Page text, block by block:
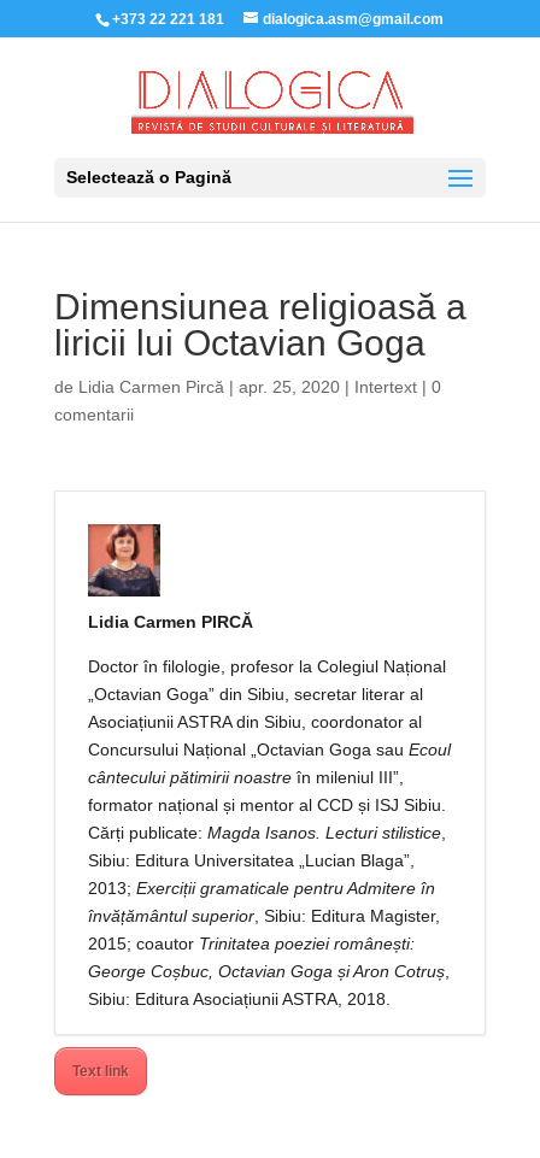
+373 22 221 181 dialogica.asm@gmail.com
Selectează o Pagină
Dimensiunea religioasă a
liricii lui Octavian Goga
de Lidia Carmen Pircă | apr. 25, 2020| Intertext| 0
comentarii
Lidia Carmen PIRCĂ
Doctor în filologie, profesor la Colegiul Național
„Octavian Goga” din Sibiu, secretar literar al
Asociațiunii ASTRA din Sibiu, coordonator al
Concursului Național „Octavian Goga sau Ecoul
cântecului pătimirii noastreîn mileniul III”,
formator național și mentor al CCD și ISJ Sibiu.
Cărți publicate: Magda Isanos. Lecturi stilistice,
Sibiu: Editura Universitatea „Lucian Blaga”,
2013; Exerciții gramaticale pentru Admitere în
învățământul superior, Sibiu: Editura Magister,
2015; coautor Trinitatea poeziei românești:
George Coșbuc, Octavian Goga și Aron Cotruș,
Sibiu: Editura Asociațiunii ASTRA, 2018.
Text link